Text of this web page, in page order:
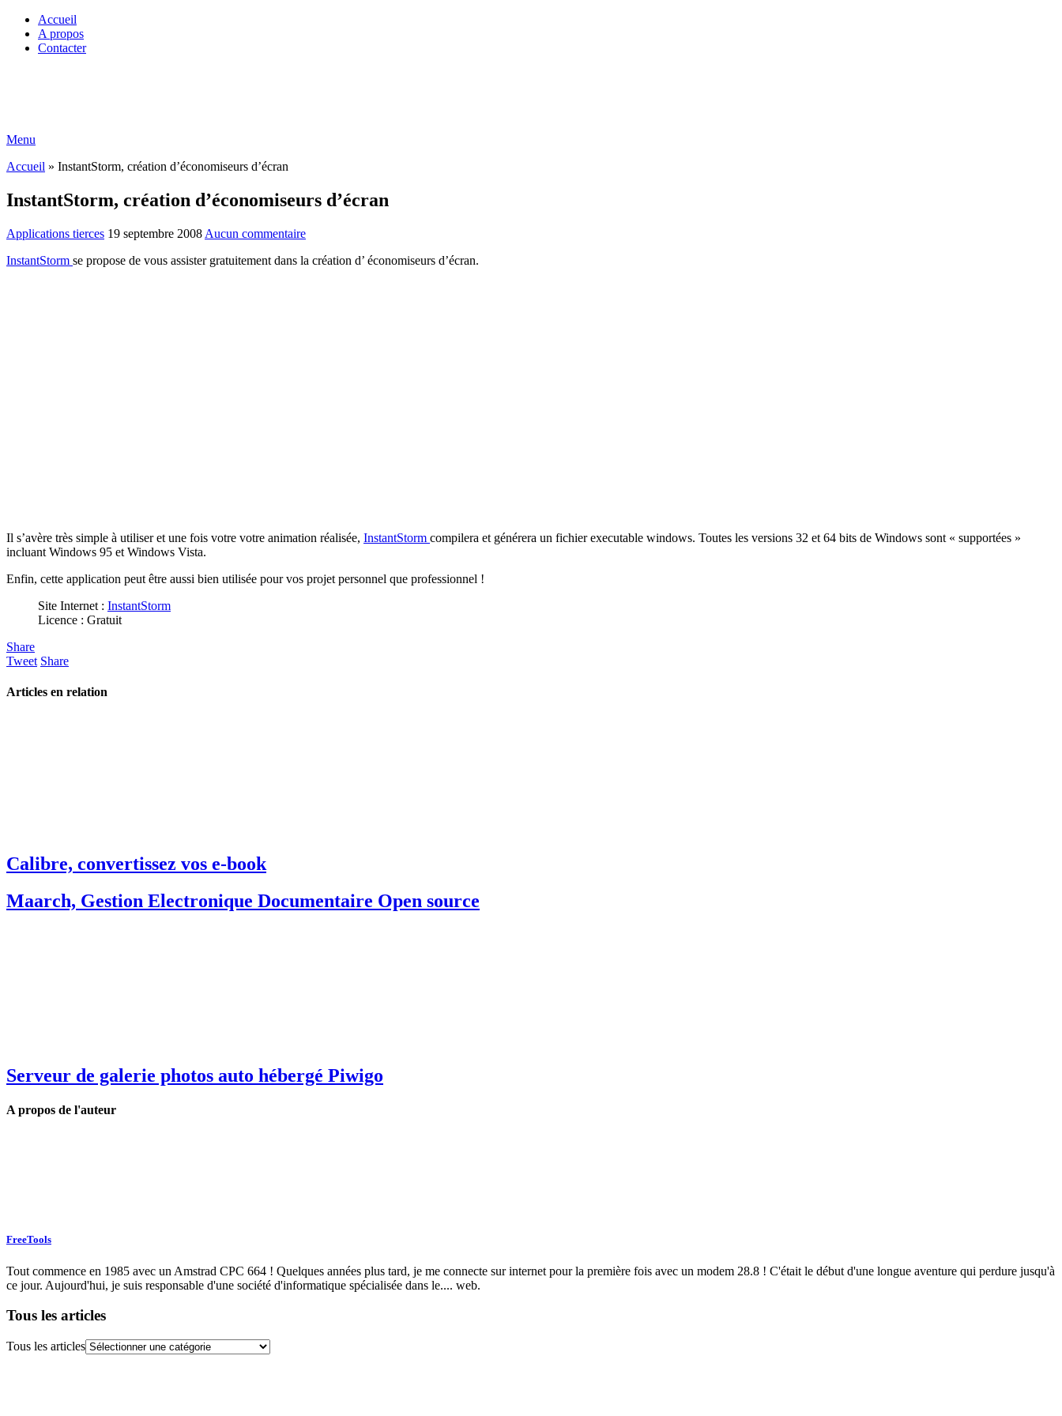
Accueil
A propos
Contacter
Menu
Accueil » InstantStorm, création d’économiseurs d’écran
InstantStorm, création d’économiseurs d’écran
Applications tierces 19 septembre 2008 Aucun commentaire
InstantStorm se propose de vous assister gratuitement dans la création d’ économiseurs d’écran.
Il s’avère très simple à utiliser et une fois votre votre animation réalisée, InstantStorm compilera et générera un fichier executable windows. Toutes les versions 32 et 64 bits de Windows sont « supportées »
incluant Windows 95 et Windows Vista.
Enfin, cette application peut être aussi bien utilisée pour vos projet personnel que professionnel !
Site Internet : InstantStorm
Licence : Gratuit
Share
Tweet Share
Articles en relation
Calibre, convertissez vos e-book
Maarch, Gestion Electronique Documentaire Open source
Serveur de galerie photos auto hébergé Piwigo
A propos de l'auteur
FreeTools
Tout commence en 1985 avec un Amstrad CPC 664 ! Quelques années plus tard, je me connecte sur internet pour la première fois avec un modem 28.8 ! C'était le début d'une longue aventure qui perdure jusqu'à
ce jour. Aujourd'hui, je suis responsable d'une société d'informatique spécialisée dans le.... web.
Tous les articles
Tous les articles